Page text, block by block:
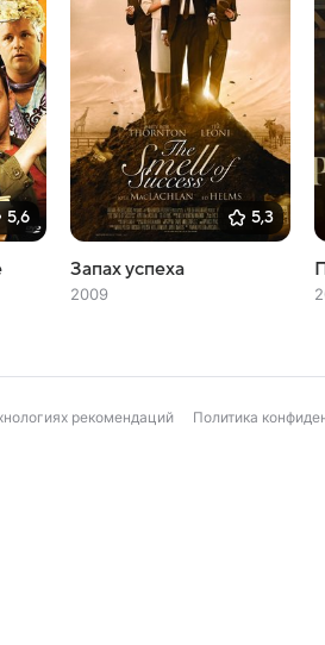
5,6 5,3
Запах успеха
2009
рекомендаций Политика